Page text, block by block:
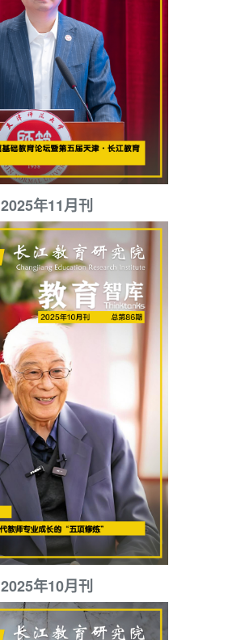
2025年11月刊
2025年10月刊